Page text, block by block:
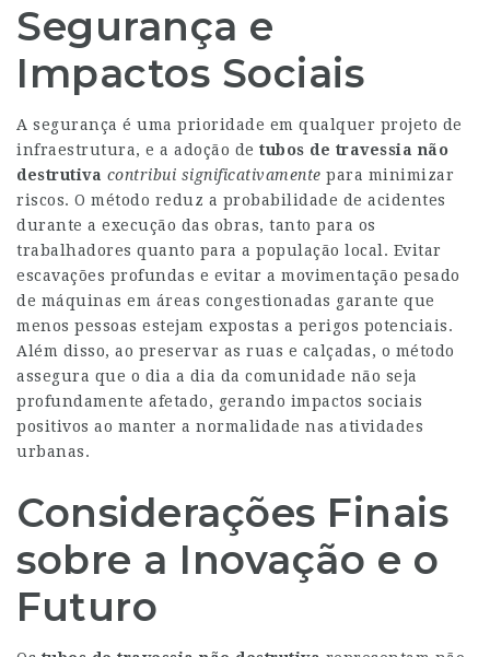
Segurança e
Impactos Sociais
A segurança é uma prioridade em qualquer projeto de
infraestrutura, e a adoção de tubos de travessia não
destrutiva contribui significativamente para minimizar
riscos. O método reduz a probabilidade de acidentes
durante a execução das obras, tanto para os
trabalhadores quanto para a população local. Evitar
escavações profundas e evitar a movimentação pesado
de máquinas em áreas congestionadas garante que
menos pessoas estejam expostas a perigos potenciais.
Além disso, ao preservar as ruas e calçadas, o método
assegura que o dia a dia da comunidade não seja
profundamente afetado, gerando impactos sociais
positivos ao manter a normalidade nas atividades
urbanas.
Considerações Finais
sobre a Inovação e o
Futuro